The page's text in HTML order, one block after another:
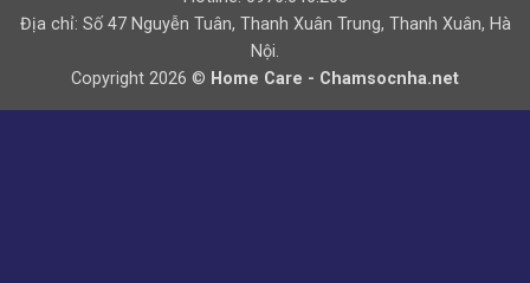
Địa chỉ: Số 47 Nguyễn Tuân, Thanh Xuân Trung, Thanh Xuân, Hà
Nội.
Copyright 2026 © Home Care - Chamsocnha.net